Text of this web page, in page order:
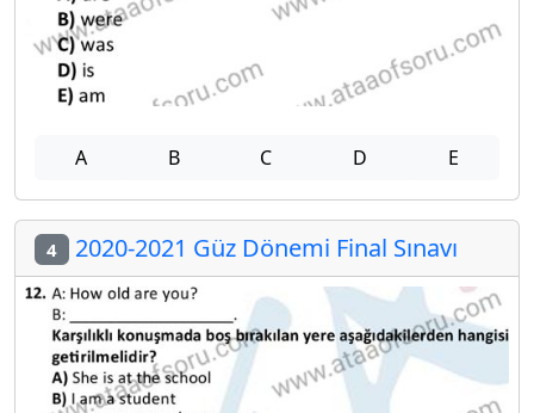
A B C D E
4 2020-2021 Güz Dönemi Final Sınavı